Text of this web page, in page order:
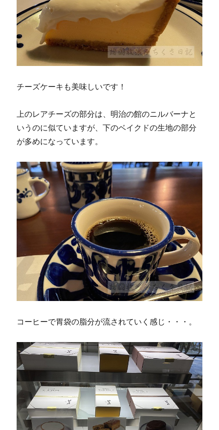
チーズケーキも美味しいです！
上のレアチーズの部分は、明治の館のニルバーナと
いうのに似ていますが、下のベイクドの生地の部分
が多めになっています。
コーヒーで胃袋の脂分が流されていく感じ・・・。